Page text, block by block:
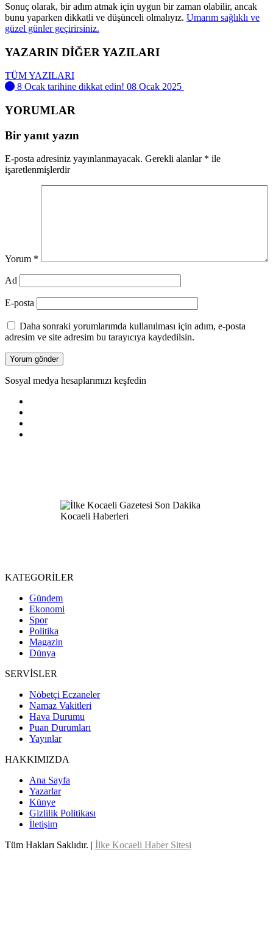
Sonuç olarak, bir adım atmak için uygun bir zaman olabilir, ancak
bunu yaparken dikkatli ve düşünceli olmalıyız. Umarım sağlıklı ve
güzel günler geçirirsiniz.
YAZARIN DİĞER YAZILARI
TÜM YAZILARI
8 Ocak tarihine dikkat edin! 08 Ocak 2025
YORUMLAR
Bir yanıt yazın
E-posta adresiniz yayınlanmayacak. Gerekli alanlar * ile
işaretlenmişlerdir
Yorum *
Ad
E-posta
Daha sonraki yorumlarımda kullanılması için adım, e-posta
adresim ve site adresim bu tarayıcıya kaydedilsin.
Sosyal medya hesaplarımızı keşfedin
KATEGORİLER
Gündem
Ekonomi
Spor
Politika
Magazin
Dünya
SERVİSLER
Nöbetçi Eczaneler
Namaz Vakitleri
Hava Durumu
Puan Durumları
Yayınlar
HAKKIMIZDA
Ana Sayfa
Yazarlar
Künye
Gizlilik Politikası
İletişim
Tüm Hakları Saklıdır. | İlke Kocaeli Haber Sitesi